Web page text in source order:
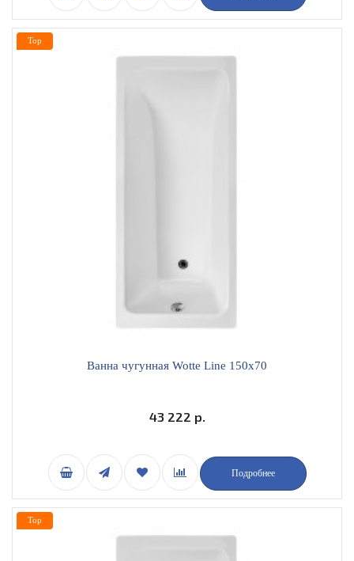
Ванна чугунная Wotte Line 150x70
43 222 р.
Подробнее
Top
Top